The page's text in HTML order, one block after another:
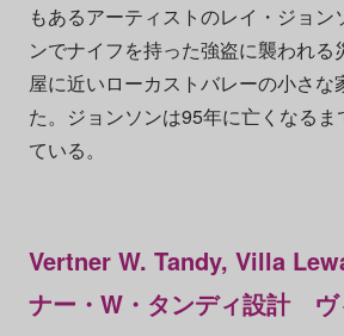
もあるアーティストのレイ・ジョン
ンでナイフを持った強盗に襲われる
屋に近いローカストバレーの小さな
た。ジョンソンは95年に亡くなるま
ている。
Vertner W. Tandy, Villa
ナー・W・タンディ設計 ヴ